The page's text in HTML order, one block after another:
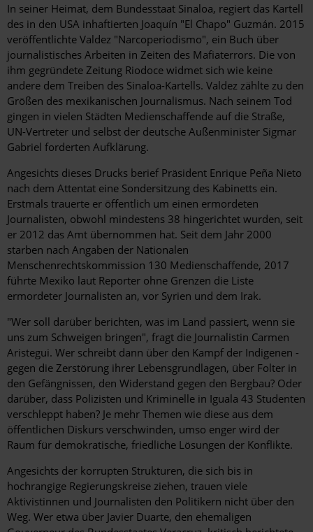
In seiner Heimat, dem Bundesstaat Sinaloa, regiert das Kartell
des in den USA inhaftierten Joaquín "El Chapo" Guzmán. 2015
veröffentlichte Valdez "Narcoperiodismo", ein Buch über
journalistisches Arbeiten in Zeiten des Mafiaterrors. Die von
ihm gegründete Zeitung Riodoce widmet sich wie keine
andere dem Treiben des Sinaloa-Kartells. Valdez zählte zu den
Größen des mexikanischen Journalismus. Nach seinem Tod
gingen in vielen Städten Medienschaffende auf die Straße,
UN-Vertreter und selbst der deutsche Außenminister Sigmar
Gabriel forderten Aufklärung.
Angesichts dieses Drucks berief Präsident Enrique Peña ­Nieto
nach dem Attentat eine Sondersitzung des Kabinetts ein.
Erstmals trauerte er öffentlich um einen ermordeten
Journalisten, obwohl mindestens 38 hingerichtet wurden, seit
er 2012 das Amt übernommen hat. Seit dem Jahr 2000
starben nach Angaben der Nationalen
Menschenrechtskommission 130 Medienschaffende, 2017
führte Mexiko laut Reporter ohne Grenzen die Liste
ermordeter Journalisten an, vor Syrien und dem Irak.
"Wer soll darüber berichten, was im Land passiert, wenn sie
uns zum Schweigen bringen", fragt die Journalistin Carmen
Aristegui. Wer schreibt dann über den Kampf der Indigenen ­
gegen die Zerstörung ihrer Lebensgrundlagen, über Folter in
den Gefängnissen, den Widerstand gegen den Bergbau? Oder
darüber, dass Polizisten und Kriminelle in Iguala 43 Studenten
verschleppt haben? Je mehr Themen wie diese aus dem
öffentlichen Diskurs verschwinden, umso enger wird der
Raum für demokratische, friedliche Lösungen der Konflikte.
Angesichts der korrupten Strukturen, die sich bis in
hochrangige Regierungskreise ziehen, trauen viele
Aktivistinnen und Journalisten den Politikern nicht über den
Weg. Wer etwa über Javier Duarte, den ehemaligen